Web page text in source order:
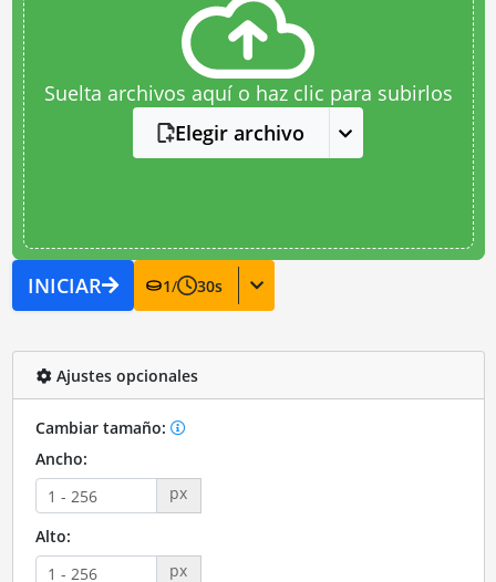
Suelta archivos aquí o haz clic para subirlos
Elegir archivo
INICIAR 1/ 30s
Ajustes opcionales
Cambiar tamaño:
Ancho:
px
Alto:
px